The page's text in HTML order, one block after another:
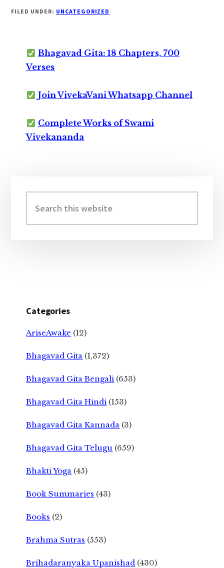
FILED UNDER: UNCATEGORIZED
Bhagavad Gita: 18 Chapters, 700
Verses
Join VivekaVani Whatsapp Channel
Complete Works of Swami
Vivekananda
Sidebar
this
website
Categories
AriseAwake (12)
Bhagavad Gita (1,372)
Bhagavad Gita Bengali (653)
Bhagavad Gita Hindi (153)
Bhagavad Gita Kannada (3)
Bhagavad Gita Telugu (659)
Bhakti Yoga (45)
Book Summaries (43)
Books (2)
Brahma Sutras (553)
Brihadaranyaka Upanishad (430)